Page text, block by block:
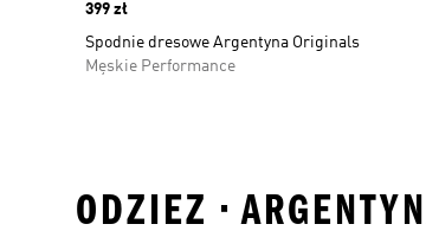
Price
399 zł
Spodnie dresowe Argentyna Originals
Męskie Performance
ODZIEZ •